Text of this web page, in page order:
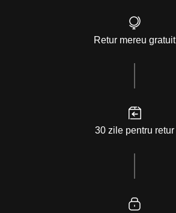
Retur mereu gratuit
30 zile pentru retur